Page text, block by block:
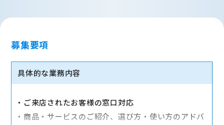
募集要項
具体的な業務内容
・ご来店されたお客様の窓口対応
・商品・サービスのご紹介、選び方・使い方のアドバ